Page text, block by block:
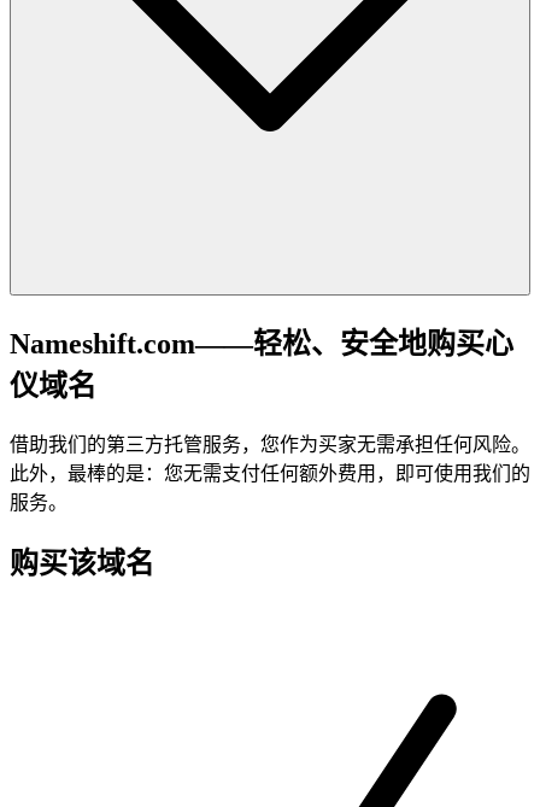
Nameshift.com——轻松、安全地购买心
仪域名
借助我们的第三方托管服务，您作为买家无需承担任何风险。
此外，最棒的是：您无需支付任何额外费用，即可使用我们的
服务。
购买该域名